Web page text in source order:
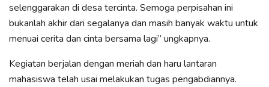
selenggarakan di desa tercinta. Semoga perpisahan ini
bukanlah akhir dari segalanya dan masih banyak waktu untuk
menuai cerita dan cinta bersama lagi” ungkapnya.
Kegiatan berjalan dengan meriah dan haru lantaran
mahasiswa telah usai melakukan tugas pengabdiannya.